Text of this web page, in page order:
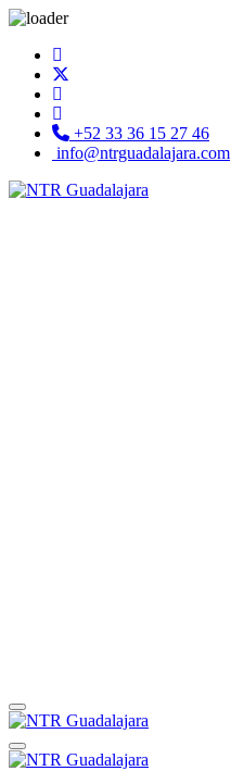
+52 33 36 15 27 46
info@ntrguadalajara.com